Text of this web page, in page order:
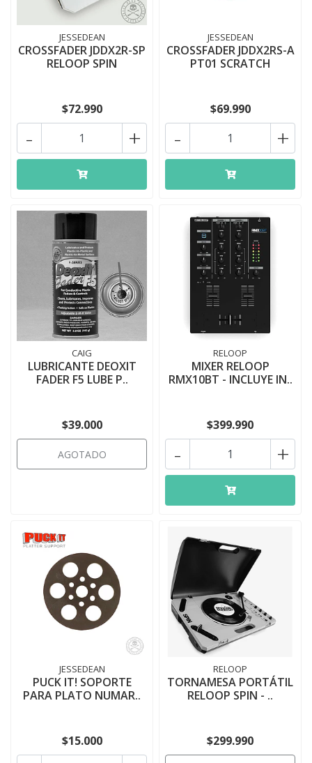
JESSEDEAN
CROSSFADER JDDX2R-SP
RELOOP SPIN
$72.990
+
-
JESSEDEAN
CROSSFADER JDDX2RS-A
PT01 SCRATCH
$69.990
+
-
CAIG
LUBRICANTE DEOXIT
FADER F5 LUBE P..
$39.000
AGOTADO
RELOOP
MIXER RELOOP
RMX10BT - INCLUYE IN..
$399.990
+
-
JESSEDEAN
PUCK IT! SOPORTE
PARA PLATO NUMAR..
$15.000
RELOOP
TORNAMESA PORTÁTIL
RELOOP SPIN - ..
$299.990